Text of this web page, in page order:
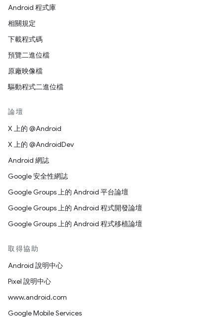
Android 程式庫
相關規定
下載程式碼
預覽二進位檔
原廠映像檔
驅動程式二進位檔
論壇
X 上的 @Android
X 上的 @AndroidDev
Android 網誌
Google 安全性網誌
Google Groups 上的 Android 平台論壇
Google Groups 上的 Android 程式開發論壇
Google Groups 上的 Android 程式移植論壇
取得協助
Android 說明中心
Pixel 說明中心
www.android.com
Google Mobile Services